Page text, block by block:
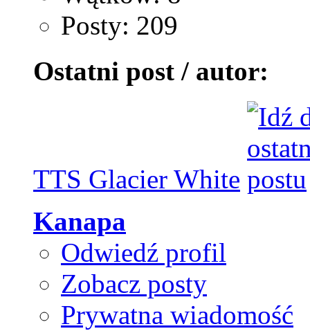
Posty: 209
Ostatni post / autor:
TTS Glacier White
Kanapa
Odwiedź profil
Zobacz posty
Prywatna wiadomość